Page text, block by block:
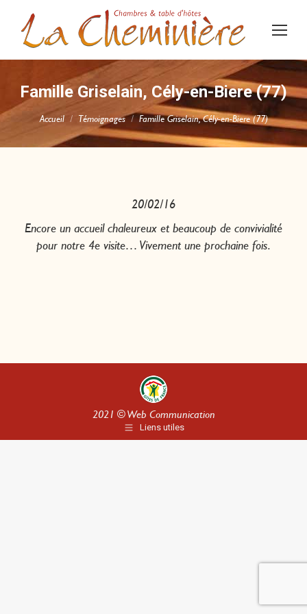
Famille Griselain, Cély-en-Biere (77)
Vous êtes ici :
Accueil Témoignages Famille Griselain, Cély-en-Biere (77)
20/02/16
Encore un accueil chaleureux et beaucoup de convivialité
pour notre 4e visite… Vivement une prochaine fois.
2021 ©Web Communication
Liens utiles